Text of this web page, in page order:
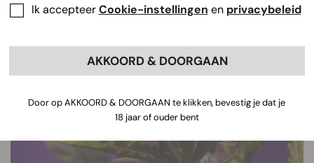
Ik accepteerCookie-instellingen en privacybeleid
AKKOORD & DOORGAAN
Door op AKKOORD & DOORGAAN te klikken, bevestig je dat je
18 jaar of ouder bent